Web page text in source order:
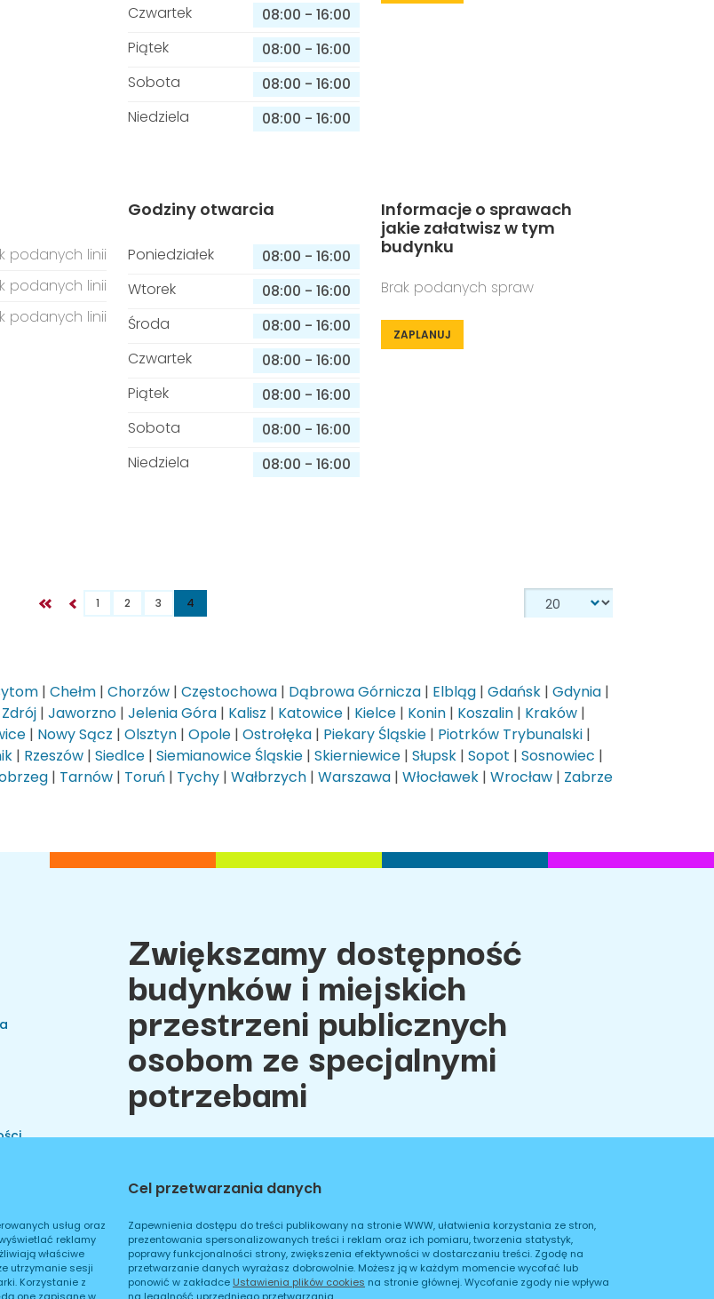
Czwartek
08:00 - 16:00
Piątek
08:00 - 16:00
Sobota
08:00 - 16:00
Niedziela
08:00 - 16:00
podanych linii
podanych linii
podanych linii
Godziny otwarcia
Poniedziałek 08:00 - 16:00
Wtorek
08:00 - 16:00
Środa
08:00 - 16:00
Czwartek
08:00 - 16:00
Piątek
08:00 - 16:00
Sobota
08:00 - 16:00
Niedziela
08:00 - 16:00
Informacje o sprawach
jakie załatwisz w tym
budynku
Brak podanych spraw
ZAPLANUJ
1 2 3 4
| Chełm | Chorzów | Częstochowa | Dąbrowa Górnicza | Elbląg | Gdańsk | Gdynia |
| Jaworzno | Jelenia Góra | Kalisz | Katowice | Kielce | Konin | Koszalin | Kraków |
| Nowy Sącz | Olsztyn | Opole | Ostrołęka | Piekary Śląskie | Piotrków Trybunalski |
| Rzeszów | Siedlce | Siemianowice Śląskie | Skierniewice | Słupsk | Sopot | Sosnowiec |
| Tarnów | Toruń | Tychy | Wałbrzych | Warszawa | Włocławek | Wrocław | Zabrze
Zwiększamy dostępność
budynków i miejskich
przestrzeni publicznych
osobom ze specjalnymi
potrzebami
Cookies Polityka prywatności
usług oraz
reklamy
właściwe
utrzymanie sesji
Korzystanie z
Cel przetwarzania danych
Zapewnienia dostępu do treści publikowany na stronie WWW, ułatwienia korzystania ze stron,
prezentowania spersonalizowanych treści i reklam oraz ich pomiaru, tworzenia statystyk,
poprawy funkcjonalności strony, zwiększenia efektywności w dostarczaniu treści. Zgodę na
przetwarzanie danych wyrażasz dobrowolnie. Możesz ją w każdym momencie wycofać lub
ponowić w zakładce Ustawienia plików cookies na stronie głównej. Wycofanie zgody nie wpływa